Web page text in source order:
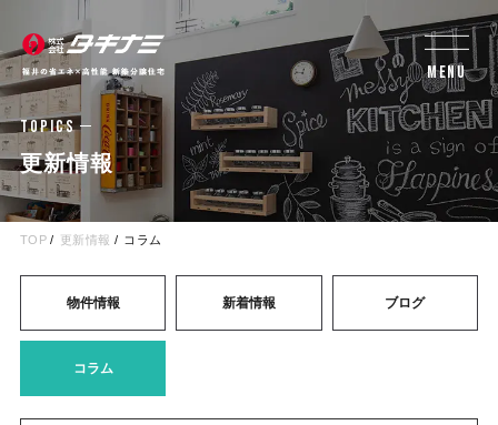
MENU
TOPICS
更新情報
TOP 更新情報 コラム
物件情報 新着情報 ブログ
コラム